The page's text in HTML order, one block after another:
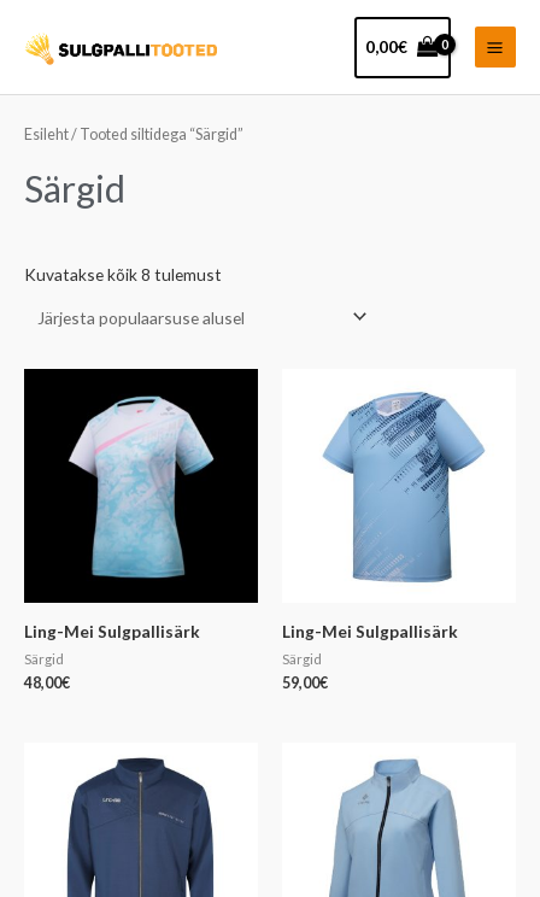
0,00€
Main
Esileht/ Tooted siltidega “Särgid”
Särgid
Kuvatakse kõik 8 tulemust
Sorteeritud
järgi
Ling-Mei Sulgpallisärk
Särgid
48,00€
Ling-Mei Sulgpallisärk
Särgid
59,00€